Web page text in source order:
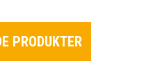
PRODUKTER